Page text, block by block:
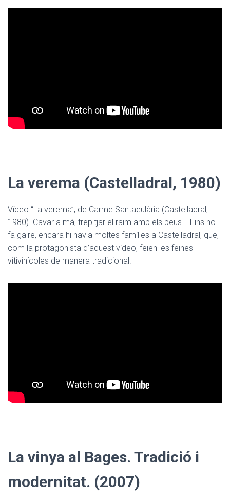
La verema (Castelladral, 1980)
Vídeo “La verema”, de Carme Santaeulària (Castelladral,
1980). Cavar a mà, trepitjar el raïm amb els peus... Fins no
fa gaire, encara hi havia moltes famílies a Castelladral, que,
com la protagonista d’aquest vídeo, feien les feines
vitivinícoles de manera tradicional.
La vinya al Bages. Tradició i
modernitat. (2007)